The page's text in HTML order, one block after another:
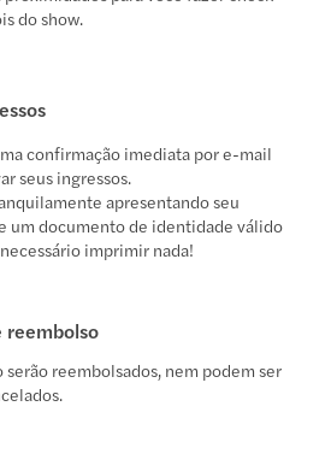
do show.
confirmação imediata por e-mail
seus ingressos.
apresentando seu
um documento de identidade válido
imprimir nada!
reembolso
serão reembolsados, nem podem ser